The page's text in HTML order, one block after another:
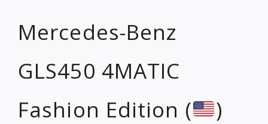
Mercedes-Benz
GLS450 4MATIC
Fashion Edition (
)